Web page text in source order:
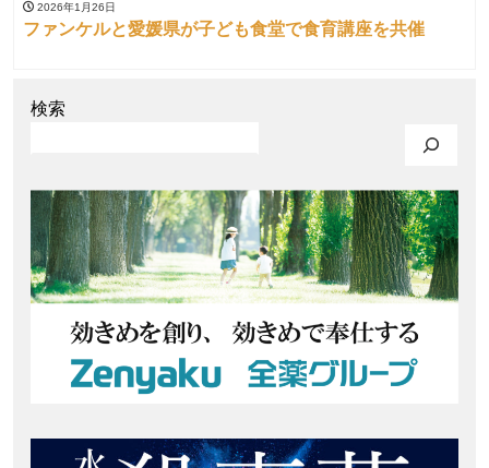
2026年1月26日
ファンケルと愛媛県が子ども食堂で食育講座を共催
検索